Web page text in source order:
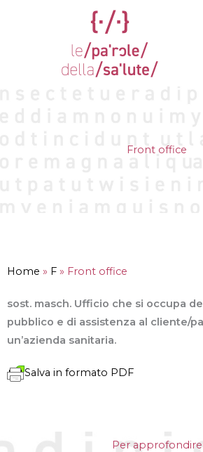
Front office
Home » F » Front office
sost. masch. Ufficio che si occupa
pubblico e di assistenza al cliente/
un’azienda sanitaria.
Salva in formato PDF
Per approfondire